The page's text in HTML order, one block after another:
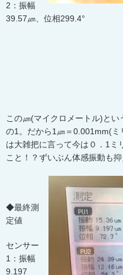
2：振幅
39.57㎛、位相299.4°
この㎛(マイクロメートル)と
の1。だから1㎛＝0.001mm(ミ
は大雑把に言って今は０．1ミ
こと！？ずいぶん体感振動も
◆最終測
定値
センサー
1：振幅
9.197